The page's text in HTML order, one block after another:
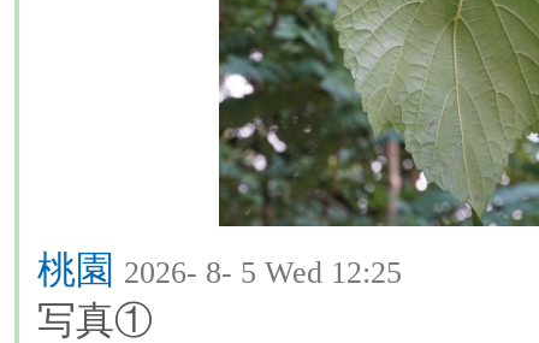
桃園 2026- 8- 5 Wed 12:25
写真①